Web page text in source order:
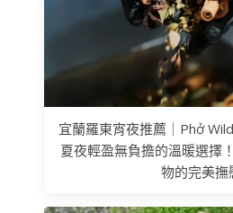
宜蘭羅東宵夜推薦｜Phở
夏夜輕盈無負擔的溫暖選擇
物的完美撫